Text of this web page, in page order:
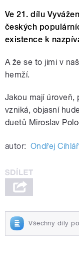
Ve 21. dílu
českých
existence k
A že se to jimi v
hemží.
Jakou mají úroveň,
vzniká, objasní
duetů Miroslav
autor: Ondřej Cihlář
Všechny díly